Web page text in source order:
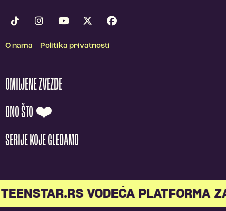
O nama Politika privatnosti
OMILJENE ZVEZDE
ONO ŠTO ❤️
SERIJE KOJE GLEDAMO
VODEĆA PLATFORMA